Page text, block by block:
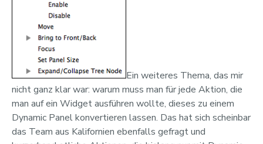
Ein weiteres Thema, das mir
nicht ganz klar war: warum muss man für jede Aktion, die
man auf ein Widget ausführen wollte, dieses zu einem
Dynamic Panel konvertieren lassen. Das hat sich scheinbar
das Team aus Kalifornien ebenfalls gefragt und